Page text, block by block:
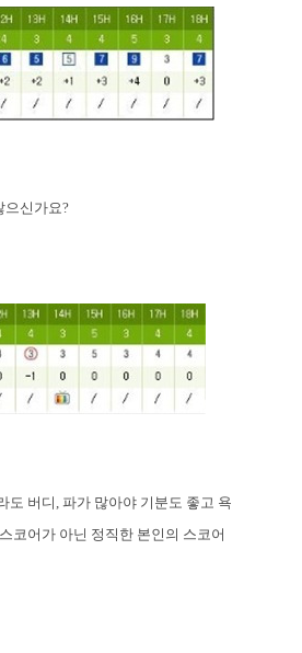
으신가요?
도 버디 파가 많아야 기분도 좋고 욕
코어가 아닌 정직한 본인의 스코어